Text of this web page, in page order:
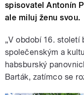
spisovatel Antonín
ale miluj ženu svou.
„V období 16. století
společenským a
habsburský
Barták, zatímco se